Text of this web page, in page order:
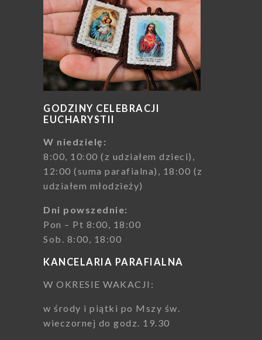
GODZINY CELEBRACJI
EUCHARYSTII
W niedzielę:
8:00, 10:00 (z udziałem dzieci),
12:00 (suma parafialna), 18:00 (z
udziałem młodzieży)
Dni powszednie:
Pon – Pt 8:00, 18:00
Sob. 8:00, 18:00
KANCELARIA PARAFIALNA
W OKRESIE WAKACJI:
w środy i piątki po Mszy św.
wieczornej do godz. 19.30